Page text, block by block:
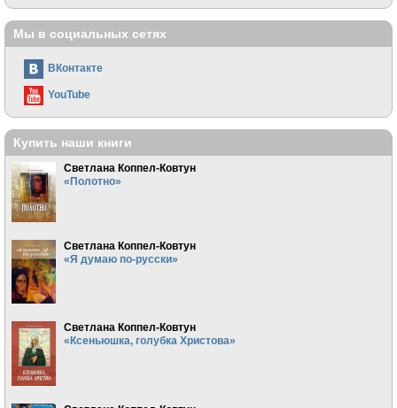
Мы в социальных сетях
ВКонтакте
YouTube
Купить наши книги
Светлана Коппел-Ковтун
«Полотно»
Светлана Коппел-Ковтун
«Я думаю по-русски»
Светлана Коппел-Ковтун
«Ксеньюшка, голубка Христова»